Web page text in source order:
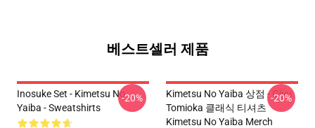
베스트셀러 제품
Inosuke Set - Kimetsu No
Yaiba - Sweatshirts
-20%
Kimetsu No Yaiba 상점 - Giyu
Tomioka 클래식 티셔츠
Kimetsu No Yaiba Merch
-20%